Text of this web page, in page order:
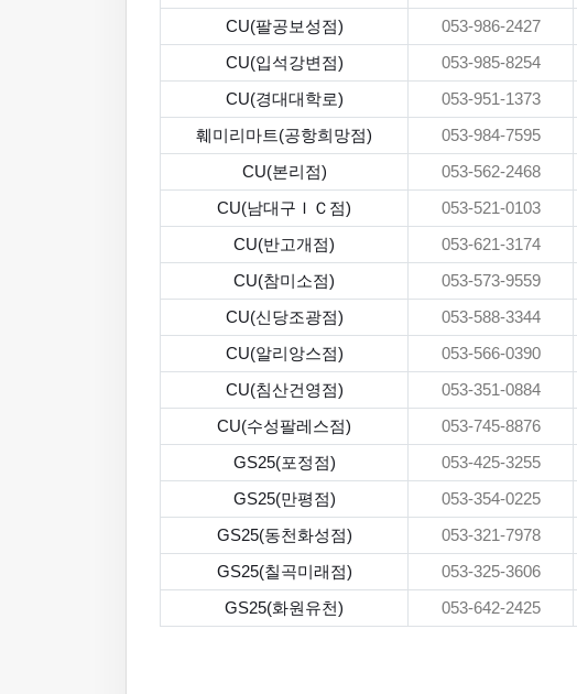
CU(팔공보성점) 053-986-2427
CU(입석강변점) 053-985-8254
CU(경대대학로) 053-951-1373
훼미리마트(공항희망점) 053-984-7595
CU(본리점) 053-562-2468
CU(남대구ＩＣ점) 053-521-0103
CU(반고개점) 053-621-3174
CU(참미소점) 053-573-9559
CU(신당조광점) 053-588-3344
CU(알리앙스점) 053-566-0390
CU(침산건영점) 053-351-0884
CU(수성팔레스점) 053-745-8876
GS25(포정점) 053-425-3255
GS25(만평점) 053-354-0225
GS25(동천화성점) 053-321-7978
GS25(칠곡미래점) 053-325-3606
GS25(화원유천) 053-642-2425